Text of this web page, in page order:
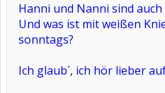
Hanni und Nanni sind
Und was ist mit weißen
sonntags?
Ich glaub´, ich hör lieber